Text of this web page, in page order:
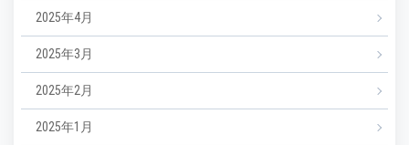
2025年4月
2025年3月
2025年2月
2025年1月